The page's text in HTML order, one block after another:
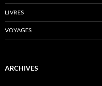
LIVRES
VOYAGES
ARCHIVES